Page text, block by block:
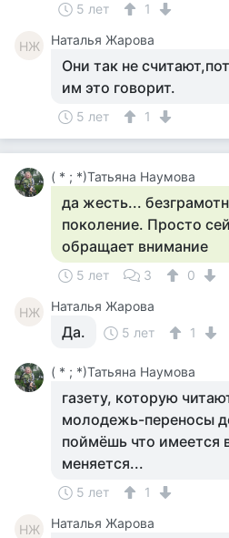
5 лет 1
НЖ Наталья Жарова
Они так не
им это говорит.
5 лет 1
( * ; *)Татьяна Наумова
да жесть...
поколение. Просто
обращает внимание
5 лет 3 0
НЖ Наталья Жарова
Да. 5 лет 1
( * ; *)Татьяна Наумова
газету, которую
молодежь-переносы
поймёшь что имеется
меняется...
5 лет 1
НЖ Наталья Жарова